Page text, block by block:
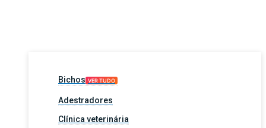
Bichos VER TUDO
Adestradores
Clínica veterinária